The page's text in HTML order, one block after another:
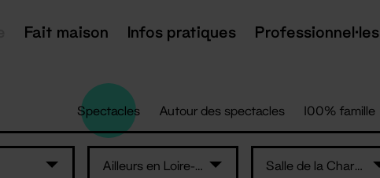
Fait maison Infos pratiques Professionnel·les
Spectacles Autour des spectacles 100% famille
Ailleurs en Loire-Atlantique Salle de la Charbonnière – Ancenis-Saint-Géréon